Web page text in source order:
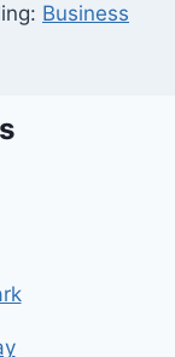
Business